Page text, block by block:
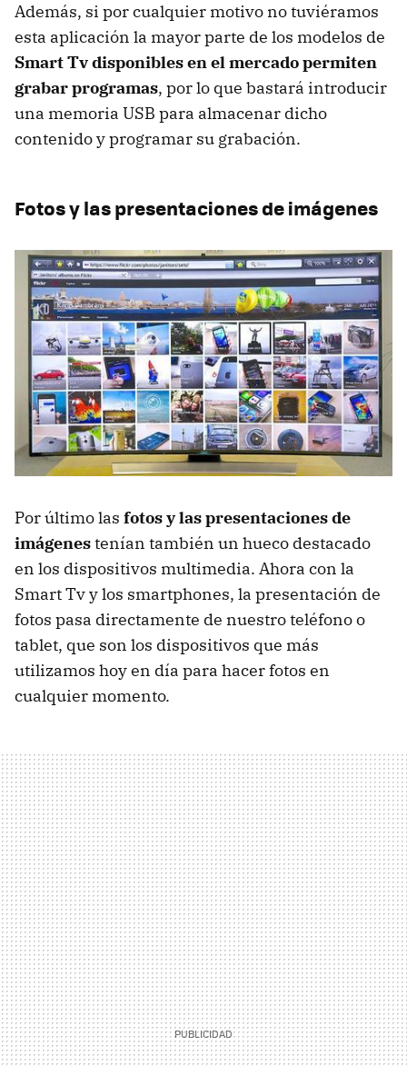
Además, si por cualquier motivo no tuviéramos
esta aplicación la mayor parte de los modelos de
Smart Tv disponibles en el mercado permiten
grabar programas, por lo que bastará introducir
una memoria USB para almacenar dicho
contenido y programar su grabación.
Fotos y las presentaciones de imágenes
Por último las fotos y las presentaciones de
imágenestenían también un hueco destacado
en los dispositivos multimedia. Ahora con la
Smart Tv y los smartphones, la presentación de
fotos pasa directamente de nuestro teléfono o
tablet, que son los dispositivos que más
utilizamos hoy en día para hacer fotos en
cualquier momento.